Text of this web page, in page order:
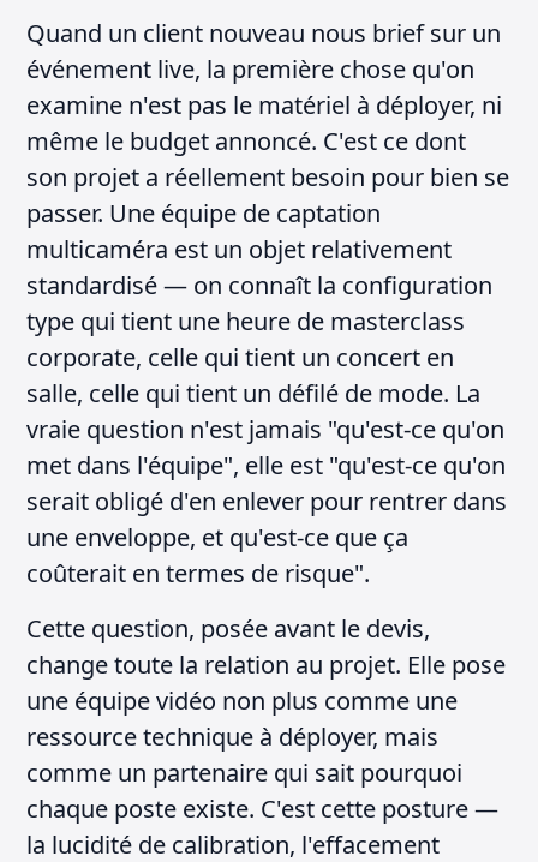
Quand un client nouveau nous brief sur un
événement live, la première chose qu'on
examine n'est pas le matériel à déployer, ni
même le budget annoncé. C'est ce dont
son projet a réellement besoin pour bien se
passer. Une équipe de captation
multicaméra est un objet relativement
standardisé — on connaît la configuration
type qui tient une heure de masterclass
corporate, celle qui tient un concert en
salle, celle qui tient un défilé de mode. La
vraie question n'est jamais "qu'est-ce qu'on
met dans l'équipe", elle est "qu'est-ce qu'on
serait obligé d'en enlever pour rentrer dans
une enveloppe, et qu'est-ce que ça
coûterait en termes de risque".
Cette question, posée avant le devis,
change toute la relation au projet. Elle pose
une équipe vidéo non plus comme une
ressource technique à déployer, mais
comme un partenaire qui sait pourquoi
chaque poste existe. C'est cette posture —
la lucidité de calibration, l'effacement